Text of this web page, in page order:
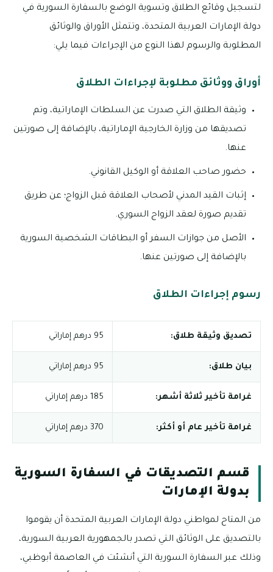
لتسجيل وقائع الطلاق وتسوية الوضع بالسفارة السورية في
دولة الإمارات العربية المتحدة، وتتمثل الأوراق والوثائق
المطلوبة والرسوم لهذا النوع من الإجراءات فيما يلي:
أوراق ووثائق مطلوبة لإجراءات الطلاق
وثيقة الطلاق التي صدرت عن السلطات الإماراتية، وتم
تصديقها من وزارة الخارجية الإماراتية، بالإضافة إلى صورتين
عنها.
حضور صاحب العلاقة أو الوكيل القانوني.
إثبات القيد المدني لأصحاب العلاقة قبل الزواج؛ عن طريق
تقديم صورة لعقد الزواج السوري.
الأصل من جوازات السفر أو البطاقات الشخصية السورية
بالإضافة إلى صورتين عنها.
رسوم إجراءات الطلاق
تصديق وثيقة طلاق: 95 درهم إماراتي
بيان طلاق: 95 درهم إماراتي
غرامة تأخير ثلاثة أشهر: 185 درهم إماراتي
غرامة تأخير عام أو أكثر: 370 درهم إماراتي
قسم التصديقات في السفارة السورية
بدولة الإمارات
من المتاح لمواطني دولة الإمارات العربية المتحدة أن يقوموا
بالتصديق على الوثائق التي تصدر بالجمهورية العربية السورية،
وذلك عبر السفارة السورية التي أنشئت في العاصمة أبوظبي،